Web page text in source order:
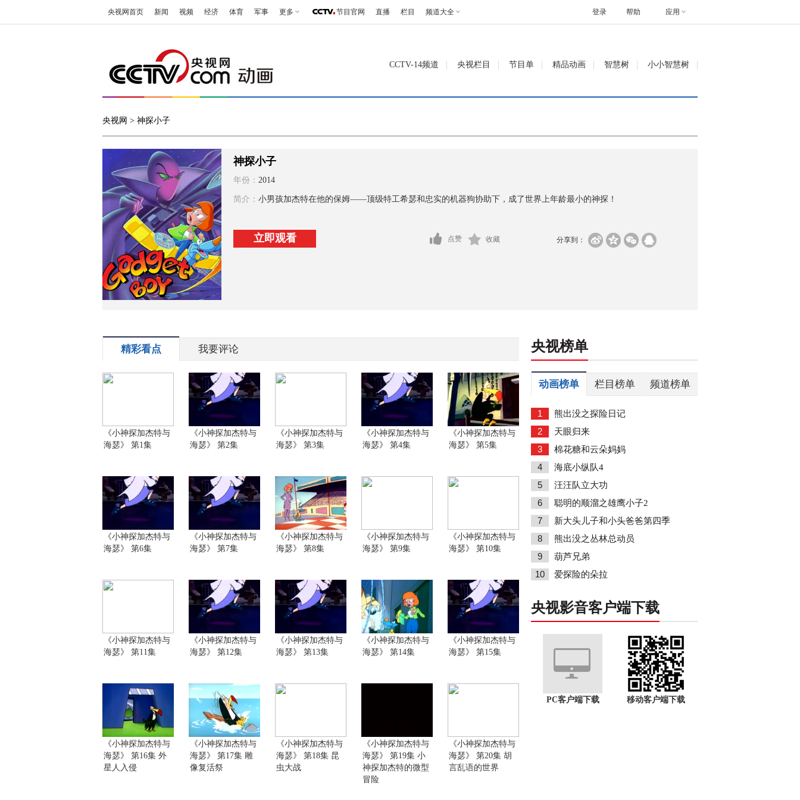
央视网首页 新闻 视频 经济 体育 军事 更多 节目官网 直播 栏目 频道大全 帮助 应用
登录
CCTV-14频道 央视栏目 节目单 精品动画 智慧树 小小智慧树
央视网 > 神探小子
神探小子
年份： 2014
简介： 小男孩加杰特在他的保姆——顶级特工希瑟和忠实的机器狗协助下，成了世界上年龄最小的神探！
立即观看 分享到：
点赞 收藏
精彩看点 我要评论
《小神探加杰特与
海瑟》 第1集
《小神探加杰特与
海瑟》 第2集
《小神探加杰特与
海瑟》 第3集
《小神探加杰特与
海瑟》 第4集
《小神探加杰特与
海瑟》 第5集
《小神探加杰特与
海瑟》 第6集
《小神探加杰特与
海瑟》 第7集
《小神探加杰特与
海瑟》 第8集
《小神探加杰特与
海瑟》 第9集
《小神探加杰特与
海瑟》 第10集
《小神探加杰特与
海瑟》 第11集
《小神探加杰特与
海瑟》 第12集
《小神探加杰特与
海瑟》 第13集
《小神探加杰特与
海瑟》 第14集
《小神探加杰特与
海瑟》 第15集
《小神探加杰特与
海瑟》 第16集 外
星人入侵
《小神探加杰特与
海瑟》 第17集 雕
像复活祭
《小神探加杰特与
海瑟》 第18集 昆
虫大战
《小神探加杰特与
海瑟》 第19集 小
神探加杰特的微型
冒险
《小神探加杰特与
海瑟》 第20集 胡
言乱语的世界
央视榜单
动画榜单 栏目榜单 频道榜单
1 熊出没之探险日记
2 天眼归来
3 棉花糖和云朵妈妈
4 海底小纵队4
5 汪汪队立大功
6 聪明的顺溜之雄鹰小子2
7 新大头儿子和小头爸爸第四季
8 熊出没之丛林总动员
9 葫芦兄弟
10 爱探险的朵拉
央视影音客户端下载
PC客户端下载 移动客户端下载